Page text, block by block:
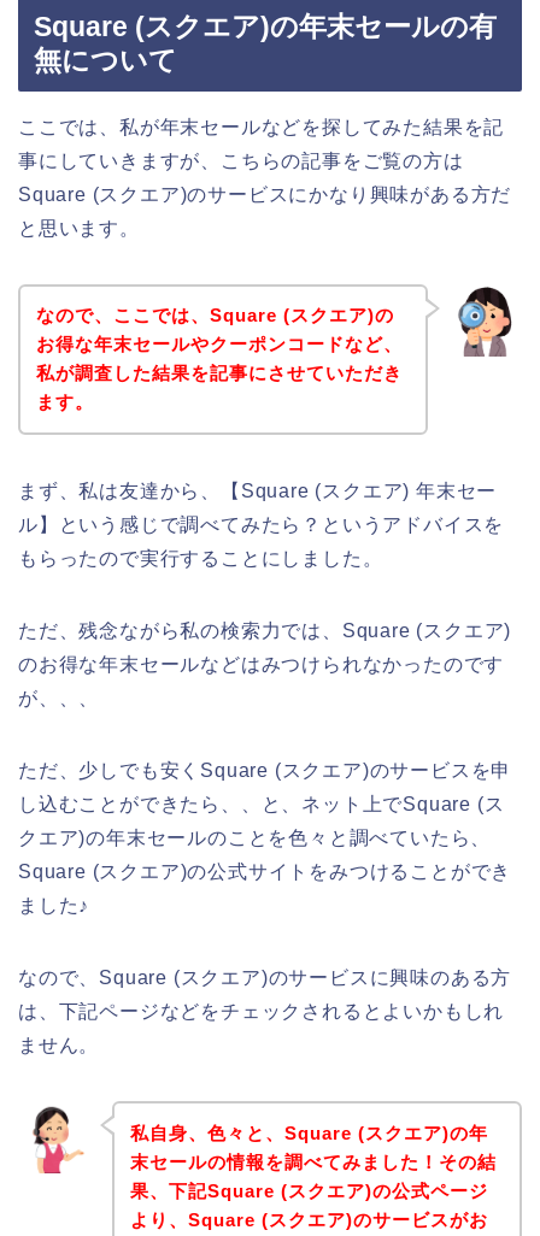
Square (スクエア)の年末セールの有
無について
ここでは、私が年末セールなどを探してみた結果を記
事にしていきますが、こちらの記事をご覧の方は
Square (スクエア)のサービスにかなり興味がある方だ
と思います。
なので、ここでは、Square (スクエア)の
お得な年末セールやクーポンコードなど、
私が調査した結果を記事にさせていただき
ます。
まず、私は友達から、【Square (スクエア) 年末セー
ル】という感じで調べてみたら？というアドバイスを
もらったので実行することにしました。
ただ、残念ながら私の検索力では、Square (スクエア)
のお得な年末セールなどはみつけられなかったのです
が、、、
ただ、少しでも安くSquare (スクエア)のサービスを申
し込むことができたら、、と、ネット上でSquare (ス
クエア)の年末セールのことを色々と調べていたら、
Square (スクエア)の公式サイトをみつけることができ
ました♪
なので、Square (スクエア)のサービスに興味のある方
は、下記ページなどをチェックされるとよいかもしれ
ません。
私自身、色々と、Square (スクエア)の年
末セールの情報を調べてみました！その結
果、下記Square (スクエア)の公式ページ
より、Square (スクエア)のサービスがお